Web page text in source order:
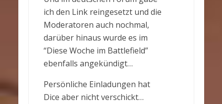
ich den Link reingesetzt und die
Moderatoren auch nochmal,
darüber hinaus wurde es im
“Diese Woche im Battlefield”
ebenfalls angekündigt…
Persönliche Einladungen hat
Dice aber nicht verschickt…